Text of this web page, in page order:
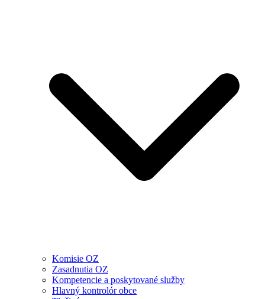
Komisie OZ
Zasadnutia OZ
Kompetencie a poskytované služby
Hlavný kontrolór obce